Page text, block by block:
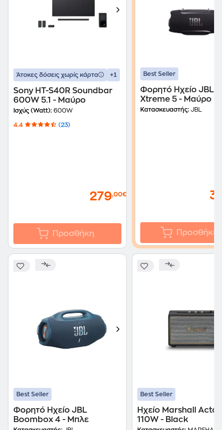
Άτοκες δόσεις χωρίς κάρτα +1
Sony HT-S40R Soundbar
600W 5.1 - Μαύρο
Ισχύς (Watt): 600W
4.4 (23)
279,00€
Προσθήκη
Best Seller
Φορητό Ηχείο JBL
Xtreme 5 - Μαύρο
Κατασκευαστής: JBL
Προσθήκη
Best Seller
Φορητό Ηχείο JBL
Boombox 4 - Μπλε
Best Seller
Ηχείο Marshall
110W - Black